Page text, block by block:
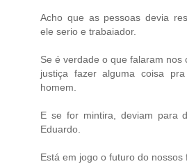
Acho que as pessoas devia
ele serio e trabaiador.
Se é verdade o que falaram nos
justiça fazer alguma coisa
homem.
E se for mintira, deviam para
Eduardo.
Está em jogo o futuro do nossos